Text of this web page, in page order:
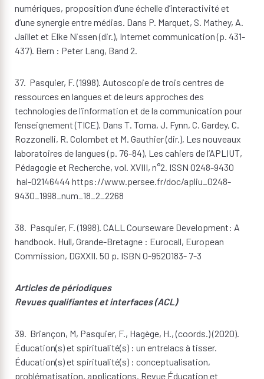
numériques, proposition d’une échelle d’interactivité et
d’une synergie entre médias. Dans P. Marquet, S. Mathey, A.
Jaillet et Elke Nissen (dir.), Internet communication (p. 431-
437). Bern : Peter Lang, Band 2.
37. Pasquier, F. (1998). Autoscopie de trois centres de
ressources en langues et de leurs approches des
technologies de l’information et de la communication pour
l’enseignement (TICE). Dans T. Toma, J. Fynn, C. Gardey, C.
Rozzonelli, R. Colombet et M. Gauthier (dir.), Les nouveaux
laboratoires de langues (p. 76-84), Les cahiers de l’APLIUT,
Pédagogie et Recherche, vol. XVIII, n°2. ISSN 0248-9430
hal-02146444 https://www.persee.fr/doc/apliu_0248-
9430_1998_num_18_2_2268
38. Pasquier, F. (1998). CALL Courseware Development: A
handbook. Hull, Grande-Bretagne : Eurocall, European
Commission, DGXXII. 50 p. ISBN 0-9520183- 7-3
Articles de périodiques
Revues qualifiantes et interfaces (ACL)
39. Briançon, M, Pasquier, F., Hagège, H., (coords.) (2020).
Éducation(s) et spiritualité(s) : un entrelacs à tisser.
Éducation(s) et spiritualité(s) : conceptualisation,
problématisation, applications. Revue Éducation et